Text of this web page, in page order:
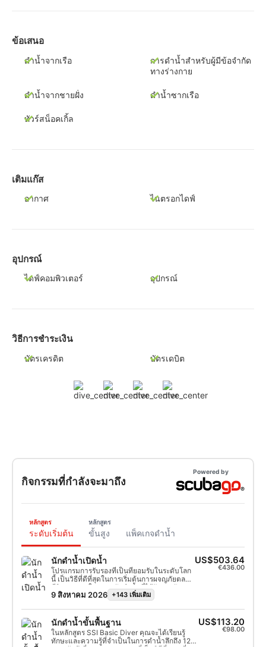
ข้อเสนอ
ดำน้ำจากเรือ
การดำน้ำสำหรับผู้มีข้อจำกัด
ทางร่างกาย
ดำน้ำจากชายฝั่ง ดำน้ำซากเรือ
ทัวร์สน็อคเกิ้ล
เติมแก๊ส
อากาศ ไนตรอกไดฟ์
อุปกรณ์
ไดฟ์คอมพิวเตอร์ อุปกรณ์
วิธีการชำระเงิน
บัตรเครดิต บัตรเดบิต
กิจกรรมที่กำลังจะมาถึง
Powered by
หลักสูตร
ระดับเริ่มต้น
หลักสูตร
ขั้นสูง แพ็คเกจดำน้ำ
นักดำน้ำเปิดน้ำ
โปรแกรมการรับรองที่เป็นที่ยอมรับในระดับโลก
นี้ เป็นวิธีที่ดีที่สุดในการเริ่มต้นการผจญภัยตลอด
ชีวิตของคุณในฐานะนักดำน้ำที่ได้รับการรับรอง
การฝึกอบรมแบบเฉพาะบุคคลผสมผสานกับการ
ประสบการณ์ที่จำเป็นในการรู้สึกสบายใจอย่าง
แท้จริงใต้น้ำ คุณจะได้รับใบรับรอง SSI Open
Water Diver
9 สิงหาคม 2026 +143 เพิ่มเติม
US$503.64
€436.00
นักดำน้ำขั้นพื้นฐาน
ในหลักสูตร SSI Basic Diver คุณจะได้เรียนรู้
ทักษะและความรู้ที่จำเป็นในการดำน้ำลึกถึง 12
US$113.20
€98.00